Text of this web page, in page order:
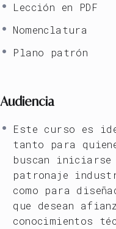
Lección en PDF
Nomenclatura
Plano patrón
Audiencia
Este curso es
tanto para
buscan iniciarse
patronaje
como para
que desean
conocimientos